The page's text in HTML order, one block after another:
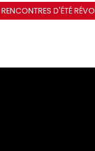
RENCONTRES D'ÉTÉ